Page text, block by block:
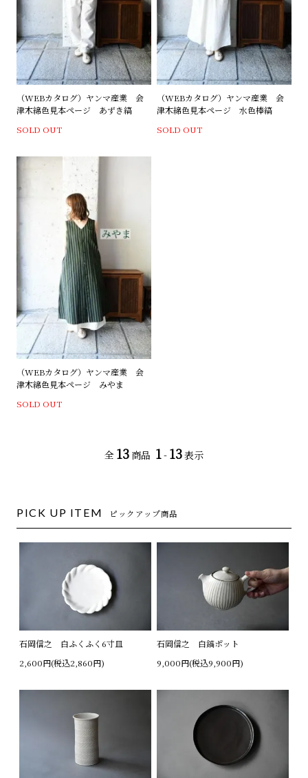
（WEBカタログ）ヤンマ産業 会
津木綿色見本ページ あずき縞
SOLD OUT
（WEBカタログ）ヤンマ産業 会
津木綿色見本ページ 水色棒縞
SOLD OUT
（WEBカタログ）ヤンマ産業 会
津木綿色見本ページ みやま
SOLD OUT
全 13 商品 1- 13表示
PICK UP ITEM ピックアップ商品
石岡信之 白ふくふく6寸皿
2,600円(税込2,860円)
石岡信之 白鎬ポット
9,000円(税込9,900円)